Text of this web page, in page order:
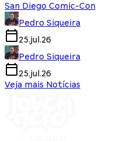
San Diego Comic-Con
Pedro Siqueira
25.jul.26
Pedro Siqueira
25.jul.26
Veja mais Notícias